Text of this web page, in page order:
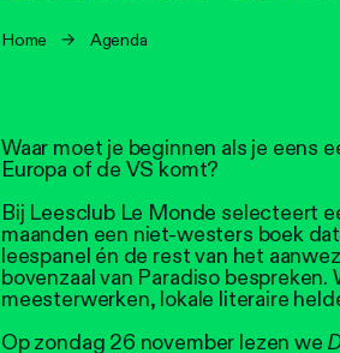
Home → Agenda
Waar moet je beginnen als je eens
Europa of de VS komt?
Bij Leesclub Le Monde selecteert
maanden een niet-westers boek
leespanel én de rest van het
bovenzaal van Paradiso bespreken.
meesterwerken, lokale literaire
Op zondag 26 november lezen we